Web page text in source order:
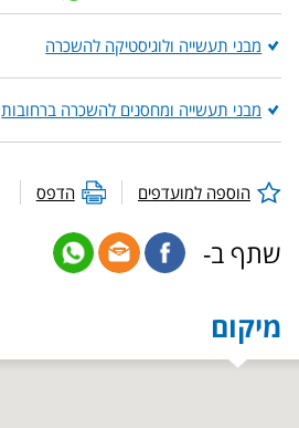
מבני תעשייה ולוגיסטיקה להשכרה
מבני תעשייה ומחסנים להשכרה ברחובות
הוספה למועדפים הדפס
שתף ב-
מיקום